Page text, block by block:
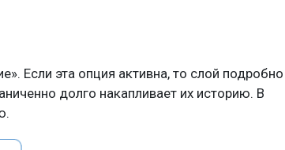
Если эта опция активна, то слой подробно
долго накапливает их историю. В